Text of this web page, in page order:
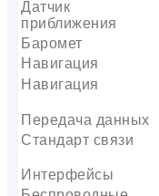
Датчик
приближения
Баромет
Навигация
Навигация
Передача данных
Стандарт связи
Интерфейсы